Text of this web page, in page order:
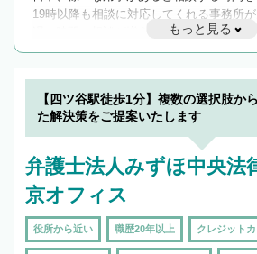
19時以降も相談に対応してくれる事務所が
遅い時間の相談が増えそうな場合はその
んで検索してみましょう。
19時以降TEL可の
を加えて再検索
もっと見る
【四ツ谷駅徒歩1分】複数の選択肢か
た解決策をご提案いたします
弁護士法人みずほ中央
京オフィス
役所から近い 職歴20年以上 クレジット